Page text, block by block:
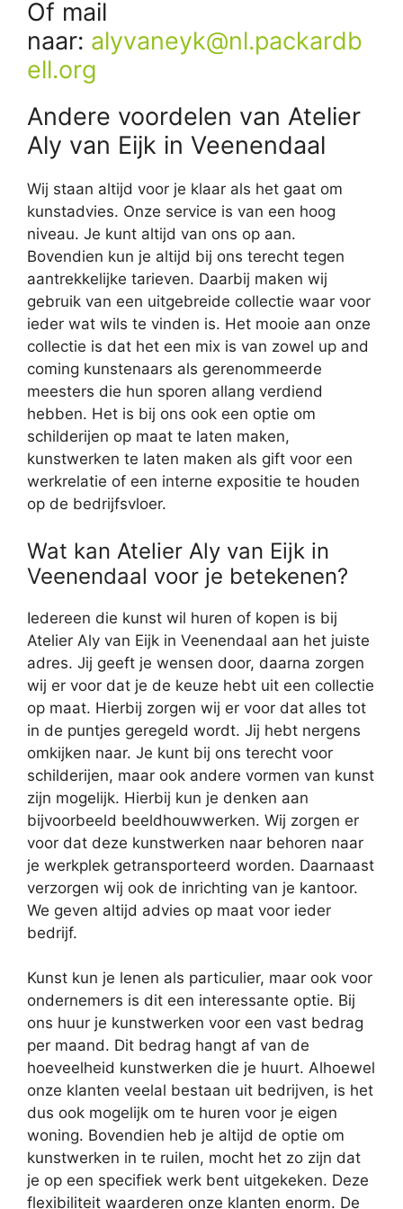
Of mail
naar: alyvaneyk@nl.packardb
ell.org
Andere voordelen van Atelier
Aly van Eijk in Veenendaal
Wij staan altijd voor je klaar als het gaat om
kunstadvies. Onze service is van een hoog
niveau. Je kunt altijd van ons op aan.
Bovendien kun je altijd bij ons terecht tegen
aantrekkelijke tarieven. Daarbij maken wij
gebruik van een uitgebreide collectie waar voor
ieder wat wils te vinden is. Het mooie aan onze
collectie is dat het een mix is van zowel up and
coming kunstenaars als gerenommeerde
meesters die hun sporen allang verdiend
hebben. Het is bij ons ook een optie om
schilderijen op maat te laten maken,
kunstwerken te laten maken als gift voor een
werkrelatie of een interne expositie te houden
op de bedrijfsvloer.
Wat kan Atelier Aly van Eijk in
Veenendaal voor je betekenen?
Iedereen die kunst wil huren of kopen is bij
Atelier Aly van Eijk in Veenendaal aan het juiste
adres. Jij geeft je wensen door, daarna zorgen
wij er voor dat je de keuze hebt uit een collectie
op maat. Hierbij zorgen wij er voor dat alles tot
in de puntjes geregeld wordt. Jij hebt nergens
omkijken naar. Je kunt bij ons terecht voor
schilderijen, maar ook andere vormen van kunst
zijn mogelijk. Hierbij kun je denken aan
bijvoorbeeld beeldhouwwerken. Wij zorgen er
voor dat deze kunstwerken naar behoren naar
je werkplek getransporteerd worden. Daarnaast
verzorgen wij ook de inrichting van je kantoor.
We geven altijd advies op maat voor ieder
bedrijf.
Kunst kun je lenen als particulier, maar ook voor
ondernemers is dit een interessante optie. Bij
ons huur je kunstwerken voor een vast bedrag
per maand. Dit bedrag hangt af van de
hoeveelheid kunstwerken die je huurt. Alhoewel
onze klanten veelal bestaan uit bedrijven, is het
dus ook mogelijk om te huren voor je eigen
woning. Bovendien heb je altijd de optie om
kunstwerken in te ruilen, mocht het zo zijn dat
je op een specifiek werk bent uitgekeken. Deze
flexibiliteit waarderen onze klanten enorm. De